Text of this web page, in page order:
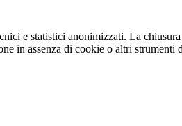
e statistici anonimizzati. La
in assenza di cookie o altri strumenti